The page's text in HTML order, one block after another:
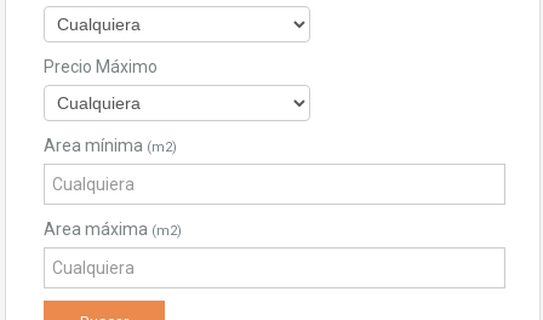
Precio Máximo
Area mínima (m2)
Area máxima (m2)